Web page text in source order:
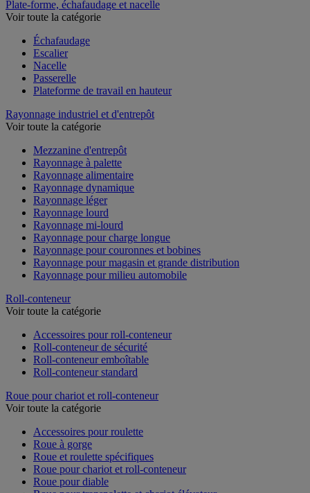
Plate-forme, échafaudage et nacelle
Voir toute la catégorie
Échafaudage
Escalier
Nacelle
Passerelle
Plateforme de travail en hauteur
Rayonnage industriel et d'entrepôt
Voir toute la catégorie
Mezzanine d'entrepôt
Rayonnage à palette
Rayonnage alimentaire
Rayonnage dynamique
Rayonnage léger
Rayonnage lourd
Rayonnage mi-lourd
Rayonnage pour charge longue
Rayonnage pour couronnes et bobines
Rayonnage pour magasin et grande distribution
Rayonnage pour milieu automobile
Roll-conteneur
Voir toute la catégorie
Accessoires pour roll-conteneur
Roll-conteneur de sécurité
Roll-conteneur emboîtable
Roll-conteneur standard
Roue pour chariot et roll-conteneur
Voir toute la catégorie
Accessoires pour roulette
Roue à gorge
Roue et roulette spécifiques
Roue pour chariot et roll-conteneur
Roue pour diable